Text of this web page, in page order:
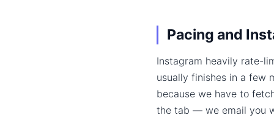
Pacing and
Instagram heavily rate-
usually finishes in a few
because we have to
the tab — we email you